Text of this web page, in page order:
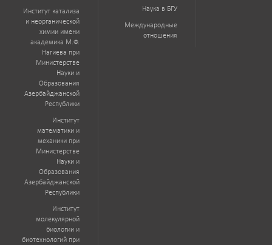
Институт катализа
и неорганической
химии имени
академика М.Ф.
Нагиева при
Министерстве
Науки и
Образования
Азербайджанской
Республики
Институт
математики и
механики при
Министерстве
Науки и
Образования
Азербайджанской
Республики
Институт
молекулярной
биологии и
биотехнологий при
Наука в БГУ
Международные
отношения